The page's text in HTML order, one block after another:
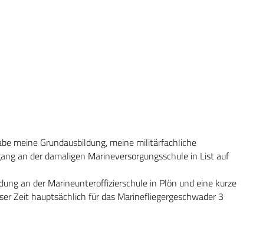
meine Grundausbildung, meine militärfachliche
an der damaligen Marineversorgungsschule in List auf
an der Marineunteroffizierschule in Plön und eine kurze
Zeit hauptsächlich für das Marinefliegergeschwader 3